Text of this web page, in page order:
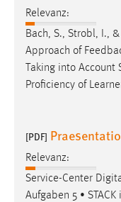
Relevanz:
Bach, S., Strobl, I.,
Approach of
Taking into Account
Proficiency of
[PDF]
Relevanz:
Service-Center
Aufgaben 5 •